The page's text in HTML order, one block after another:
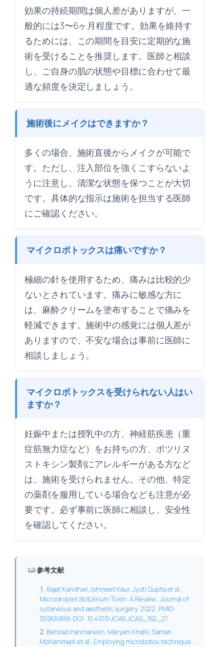
効果の持続期間は個人差がありますが、一
般的には3〜6ヶ月程度です。効果を維持す
るためには、この期間を目安に定期的な施
術を受けることを推奨します。医師と相談
し、ご自身の肌の状態や目標に合わせて最
適な頻度を決定しましょう。
施術後にメイクはできますか？
多くの場合、施術直後からメイクが可能で
す。ただし、注入部位を強くこすらないよ
うに注意し、清潔な状態を保つことが大切
です。具体的な指示は施術を担当する医師
にご確認ください。
マイクロボトックスは痛いですか？
極細の針を使用するため、痛みは比較的少
ないとされています。痛みに敏感な方に
は、麻酔クリームを塗布することで痛みを
軽減できます。施術中の感覚には個人差が
ありますので、不安な場合は事前に医師に
相談しましょう。
マイクロボトックスを受けられない人はい
ますか？
妊娠中または授乳中の方、神経筋疾患（重
症筋無力症など）をお持ちの方、ボツリヌ
ストキシン製剤にアレルギーがある方など
は、施術を受けられません。その他、特定
の薬剤を服用している場合なども注意が必
要です。必ず事前に医師に相談し、安全性
を確認してください。
参考文献
Rajat Kandhari, Ishmeet Kaur, Jyoti Gupta et al..
Microdroplet Botulinum Toxin: A Review.. Journal of
cutaneous and aesthetic surgery. 2022. PMID:
35965899. DOI: 10.4103/JCAS.JCAS_162_21
Behzad Iranmanesh, Maryam Khalili, Saman
Mohammadi et al.. Employing microbotox technique